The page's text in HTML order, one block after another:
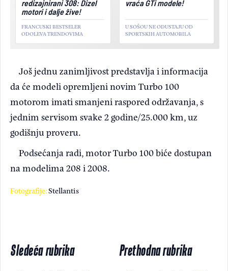
redizajnirani 308: Dizel
motori i dalje žive!
FRANCUSKI BESTSELER
ODOLEVA TRENDOVIMA
vraća GTi modele!
U SOŠOU NE ODUSTAJU OD
SPORTSKIH AUTOMOBILA
Još jednu zanimljivost predstavlja i informacija
da će modeli opremljeni novim Turbo 100
motorom imati smanjeni raspored održavanja, s
jednim servisom svake 2 godine/25.000 km, uz
godišnju proveru.
Podsećanja radi, motor Turbo 100 biće dostupan
na modelima 208 i 2008.
Fotografije:Stellantis
Sledeća rubrika Prethodna rubrika